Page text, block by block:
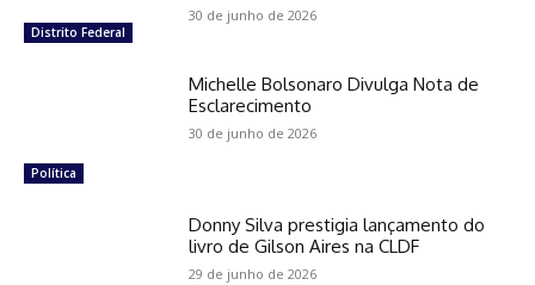
Distrito Federal
30 de junho de 2026
Política
Michelle Bolsonaro Divulga Nota de
Esclarecimento
30 de junho de 2026
Donny Silva prestigia lançamento do
livro de Gilson Aires na CLDF
29 de junho de 2026